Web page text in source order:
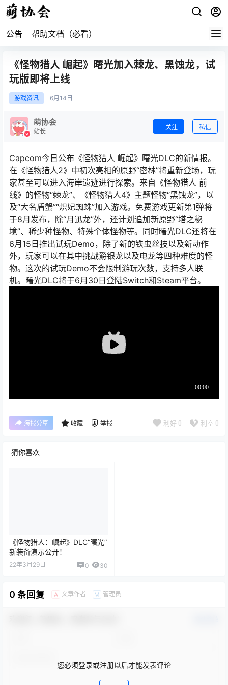
公告 帮助文档（必看）
《怪物猎人 崛起》曙光加入棘龙、黑蚀龙，试
玩版即将上线
游戏资讯 6月 14日
萌协会
站长
关注 私信
Capcom今日公布《怪物猎人 崛起》曙光DLC的新情报。
在《怪物猎人2》中初次亮相的原野“密林”将重新登场，玩
家甚至可以进入海岸遗迹进行探索。来自《怪物猎人 前
线》的怪物“棘龙”、《怪物猎人4》主题怪物“黑蚀龙”，以
及“大名盾蟹”“炽妃蜘蛛”加入游戏。免费游戏更新第1弹将
于8月发布，除“月迅龙”外，还计划追加新原野“塔之秘
境”、稀少种怪物、特殊个体怪物等。同时曙光DLC还将在
6月15日推出试玩Demo，除了新的铁虫丝技以及新动作
外，玩家可以在其中挑战爵银龙以及电龙等四种难度的怪
物。这次的试玩Demo不会限制游玩次数，支持多人联
机。曙光DLC将于6月30日登陆Switch和Steam平台。
海报分享 收藏 举报 利好 0 利空 0
猜你喜欢
《怪物猎人：崛起》DLC“曙光”
新装备演示公开！
22年3月29日 0 30
0 条回复 A 文章作者 M 管理员
您必须登录或注册以后才能发表评论